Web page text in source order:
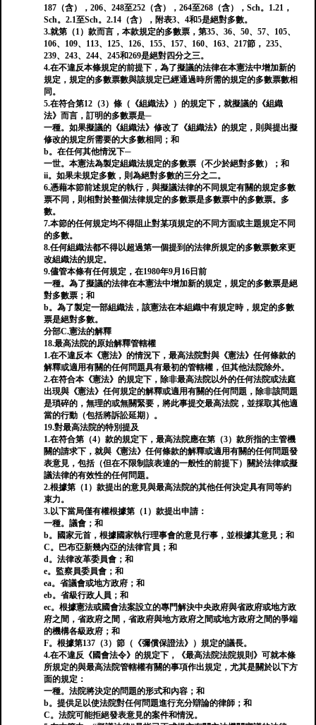
187（含），206、248至252（含），264至268（含），Sch。1.21，
Sch。2.1至Sch。2.14（含），附表3、4和5是絕對多數。
3.就第（1）款而言，本款規定的多數票，第35、36、50、57、105、
106、109、113、125、126、155、157、160、163、217節， 235、
239、243、244、245和269是絕對四分之三。
4.在不違反本條規定的前提下，為了擬議的法律在本憲法中增加新的
規定，規定的多數票數與該規定已經通過時所需的規定的多數票數相
同。
5.在符合第12（3）條（《組織法》）的規定下，就擬議的《組織
法》而言，訂明的多數票是─
一種。如果擬議的《組織法》修改了《組織法​​》的規定，則與提出擬
修改的規定所需要的大多數相同；和
b。在任何其他情況下─
一世。本憲法為製定組織法規定的多數票（不少於絕對多數）；和
ii。如果未規定多數，則為絕對多數的三分之二。
6.憑藉本節前述規定的執行，與擬議法律的不同規定有關的規定多數
票不同，則相對於整個法律規定的多數票是多數票中的多數票。多
數。
7.本節的任何規定均不得阻止對某項規定的不同方面或主題規定不同
的多數。
8.任何組織法都不得以超過第一個提到的法律所規定的多數票數來更
改組織法的規定。
9.儘管本條有任何規定，在1980年9月16日前
一種。為了擬議的法律在本憲法中增加新的規定，規定的多數票是絕
對多數票；和
b。為了製定一部組織法，該憲法在本組織中有規定時，規定的多數
票是絕對多數。
分部C.憲法的解釋
18.最高法院的原始解釋管轄權
1.在不違反本《憲法》的情況下，最高法院對與《憲法》任何條款的
解釋或適用有關的任何問題具有最初的管轄權，但其他法院除外。
2.在符合本《憲法》的規定下，除非最高法院以外的任何法院或法庭
出現與《憲法》任何規定的解釋或適用有關的任何問題，除非該問題
是瑣碎的，無理的或無關緊要，將此事提交最高法院，並採取其他適
當的行動（包括將訴訟延期）。
19.對最高法院的特別提及
1.在符合第（4）款的規定下，最高法院應在第（3）款所指的主管機
關的請求下，就與《憲法》任何條款的解釋或適用有關的任何問題發
表意見，包括（但在不限制該表達的一般性的前提下）關於法律或擬
議法律的有效性的任何問題。
2.根據第（1）款提出的意見與最高法院的其他任何決定具有同等約
束力。
3.以下當局僅有權根據第（1）款提出申請：
一種。議會；和
b。國家元首，根據國家執行理事會的意見行事，並根據其意見；和
C。巴布亞新幾內亞的法律官員；和
d。法律改革委員會；和
e。監察員委員會；和
ea。省議會或地方政府；和
eb。省級行政人員；和
ec。根據憲法或國會法案設立的專門解決中央政府與省政府或地方政
府之間，省政府之間，省政府與地方政府之間或地方政府之間的爭端
的機構各級政府；和
F。根據第137（3）節（《彌償保證法》）規定的議長。
4.在不違反《國會法令》的規定下，《最高法院法院規則》可就本條
所規定的與最高法院管轄權有關的事項作出規定，尤其是關於以下方
面的規定：
一種。法院將決定的問題的形式和內容；和
b。提供足以使法院對任何問題進行充分辯論的律師；和
C。法院可能拒絕發表意見的案件和情況。